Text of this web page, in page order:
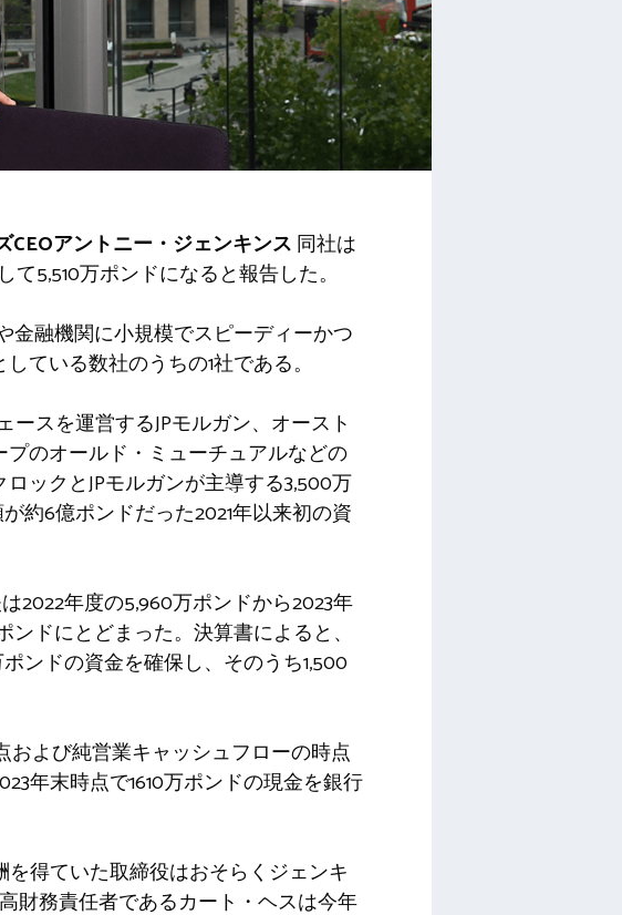
CEOアントニー・ジェンキンス 同社は
5,510万ポンドになると報告した。
金融機関に小規模でスピーディーかつ
ている数社のうちの1社である。
スを運営するJPモルガン、オースト
のオールド・ミューチュアルなどの
ックとJPモルガンが主導する3,500万
約6億ポンドだった2021年以来初の資
2022年度の5,960万ポンドから2023年
ドにとどまった。決算書によると、
ンドの資金を確保し、そのうち1,500
よび純営業キャッシュフローの時点
年末時点で1610万ポンドの現金を銀行
を得ていた取締役はおそらくジェンキ
財務責任者であるカート・ヘスは今年